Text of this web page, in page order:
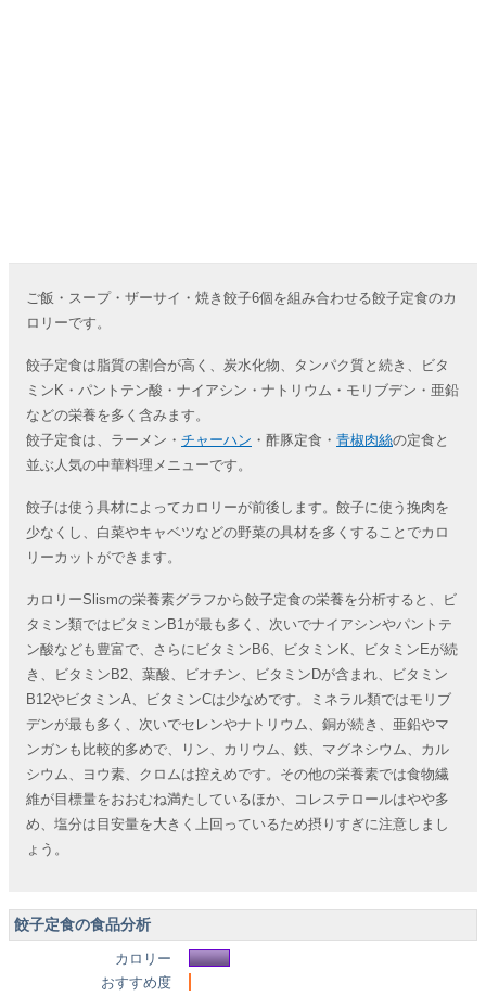
ご飯・スープ・ザーサイ・焼き餃子6個を組み合わせる餃子定食のカ
ロリーです。
餃子定食は脂質の割合が高く、炭水化物、タンパク質と続き、ビタ
ミンK・パントテン酸・ナイアシン・ナトリウム・モリブデン・亜鉛
などの栄養を多く含みます。
餃子定食は、ラーメン・ チャーハン ・酢豚定食・ 青椒肉絲の定食と
並ぶ人気の中華料理メニューです。
餃子は使う具材によってカロリーが前後します。餃子に使う挽肉を
少なくし、白菜やキャベツなどの野菜の具材を多くすることでカロ
リーカットができます。
カロリーSlismの栄養素グラフから餃子定食の栄養を分析すると、ビ
タミン類ではビタミンB1が最も多く、次いでナイアシンやパントテ
ン酸なども豊富で、さらにビタミンB6、ビタミンK、ビタミンEが続
き、ビタミンB2、葉酸、ビオチン、ビタミンDが含まれ、ビタミン
B12やビタミンA、ビタミンCは少なめです。ミネラル類ではモリブ
デンが最も多く、次いでセレンやナトリウム、銅が続き、亜鉛やマ
ンガンも比較的多めで、リン、カリウム、鉄、マグネシウム、カル
シウム、ヨウ素、クロムは控えめです。その他の栄養素では食物繊
維が目標量をおおむね満たしているほか、コレステロールはやや多
め、塩分は目安量を大きく上回っているため摂りすぎに注意しまし
ょう。
餃子定食の食品分析
カロリー
おすすめ度